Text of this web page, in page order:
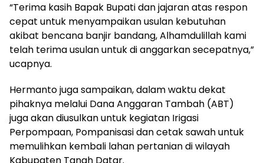
“Terima kasih Bapak Bupati dan jajaran atas respon
cepat untuk menyampaikan usulan kebutuhan
akibat bencana banjir bandang, Alhamdulillah kami
telah terima usulan untuk di anggarkan secepatnya,”
ucapnya.
Hermanto juga sampaikan, dalam waktu dekat
pihaknya melalui Dana Anggaran Tambah (ABT)
juga akan diusulkan untuk kegiatan Irigasi
Perpompaan, Pompanisasi dan cetak sawah untuk
memulihkan kembali lahan pertanian di wilayah